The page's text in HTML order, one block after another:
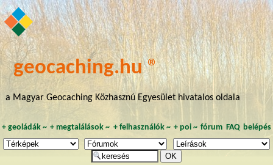
geocaching.hu ®
a Magyar Geocaching Közhasznú Egyesület hivatalos oldala
+ geoládák~ +megtalálások ~ + felhasználók~ + poi~ fórum FAQ belépés